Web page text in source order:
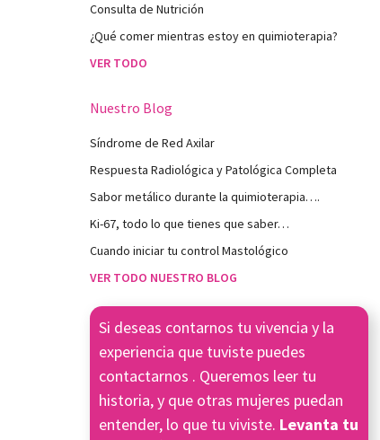
Consulta de Nutrición
¿Qué comer mientras estoy en quimioterapia?
VER TODO
Nuestro Blog
Síndrome de Red Axilar
Respuesta Radiológica y Patológica Completa
Sabor metálico durante la quimioterapia….
Ki-67, todo lo que tienes que saber…
Cuando iniciar tu control Mastológico
VER TODO NUESTRO BLOG
Si deseas contarnos tu vivencia y la
experiencia que tuviste puedes
contactarnos . Queremos leer tu
historia, y que otras mujeres puedan
entender, lo que tu viviste. Levanta tu